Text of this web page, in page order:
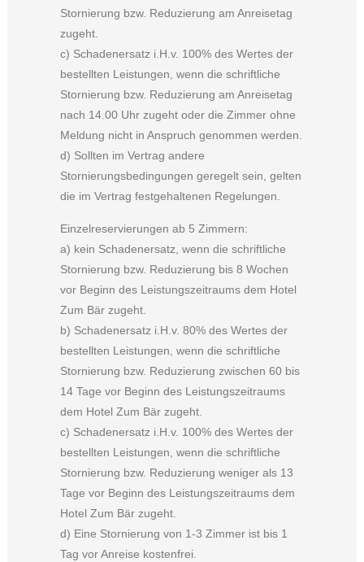
Stornierung bzw. Reduzierung am Anreisetag
zugeht.
c) Schadenersatz i.H.v. 100% des Wertes der
bestellten Leistungen, wenn die schriftliche
Stornierung bzw. Reduzierung am Anreisetag
nach 14.00 Uhr zugeht oder die Zimmer ohne
Meldung nicht in Anspruch genommen werden.
d) Sollten im Vertrag andere
Stornierungsbedingungen geregelt sein, gelten
die im Vertrag festgehaltenen Regelungen.
Einzelreservierungen ab 5 Zimmern:
a) kein Schadenersatz, wenn die schriftliche
Stornierung bzw. Reduzierung bis 8 Wochen
vor Beginn des Leistungszeitraums dem Hotel
Zum Bär zugeht.
b) Schadenersatz i.H.v. 80% des Wertes der
bestellten Leistungen, wenn die schriftliche
Stornierung bzw. Reduzierung zwischen 60 bis
14 Tage vor Beginn des Leistungszeitraums
dem Hotel Zum Bär zugeht.
c) Schadenersatz i.H.v. 100% des Wertes der
bestellten Leistungen, wenn die schriftliche
Stornierung bzw. Reduzierung weniger als 13
Tage vor Beginn des Leistungszeitraums dem
Hotel Zum Bär zugeht.
d) Eine Stornierung von 1-3 Zimmer ist bis 1
Tag vor Anreise kostenfrei.